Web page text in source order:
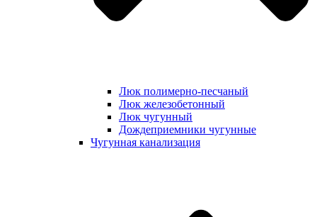
Люк полимерно-песчаный
Люк железобетонный
Люк чугунный
Дождеприемники чугунные
Чугунная канализация